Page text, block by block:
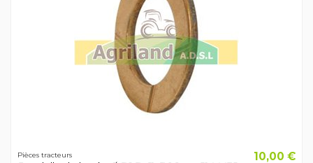
Pièces tracteurs 10,00 €